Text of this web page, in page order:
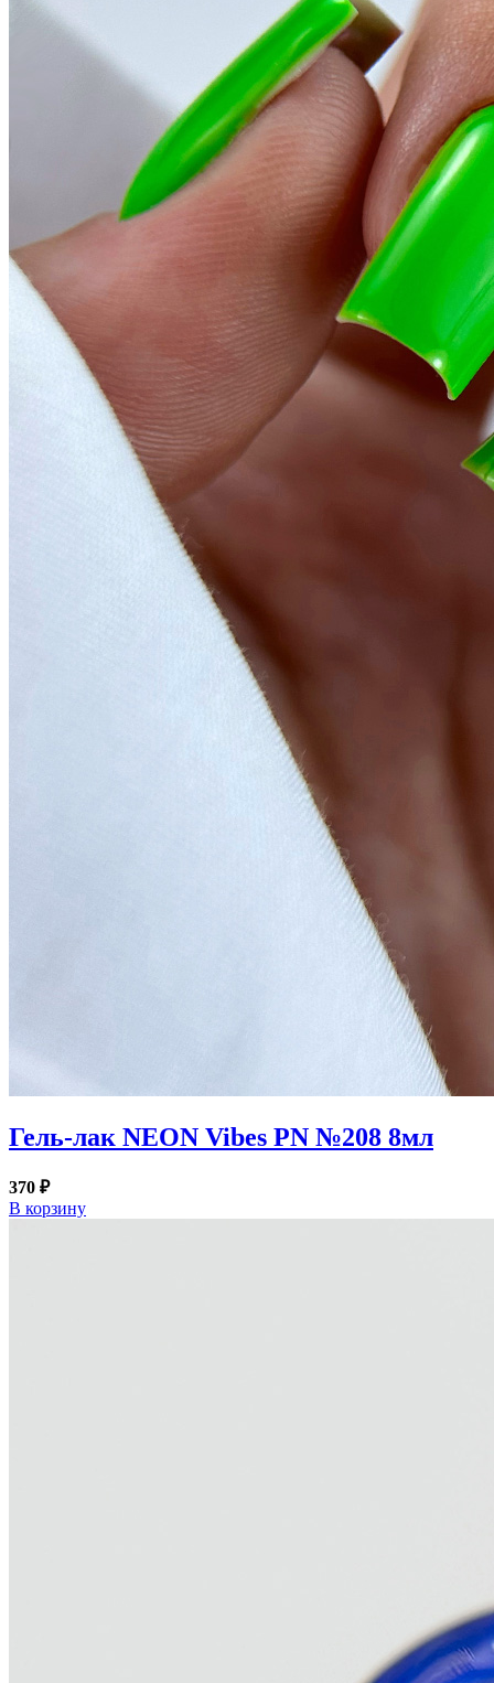
Гель-лак NEON Vibes PN №208 8мл
370 ₽
В корзину